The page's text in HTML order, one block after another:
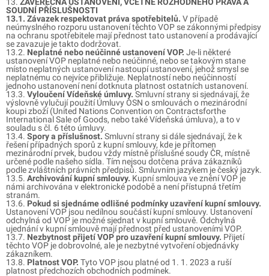
SOUDNÍ PŘÍSLUŠNOSTI
13.1. Závazek respektovat práva spotřebitelů. V případě
neúmyslného rozporu ustanovení těchto VOP se zákonnými předpisy
na ochranu spotřebitele mají přednost tato ustanovení a prodávající
se zavazuje je takto dodržovat.
13.2. Neplatné nebo neúčinné ustanovení VOP. Je-li některé
ustanovení VOP neplatné nebo neúčinné, nebo se takovým stane
místo neplatných ustanovení nastoupí ustanovení, jehož smysl se
neplatnému co nejvíce přibližuje. Neplatností nebo neúčinností
jednoho ustanovení není dotknuta platnost ostatních ustanovení.
13.3. Vyloučení Vídeňské úmluvy. Smluvní strany si sjednávají, že
výslovně vylučují použití Úmluvy OSN o smlouvách o mezinárodní
koupi zboží (United Nations Convention on Contractsforthe
International Sale of Goods, nebo také Vídeňská úmluva), a to v
souladu s čl. 6 této úmluvy.
13.4. Spory a příslušnost. Smluvní strany si dále sjednávají, že k
řešení případných sporů z kupní smlouvy, kde je přítomen
mezinárodní prvek, budou vždy místně příslušné soudy ČR, místně
určené podle našeho sídla. Tím nejsou dotčena práva zákazníků
podle zvláštních právních předpisů. Smluvním jazykem je český jazyk.
13.5. Archivování kupní smlouvy. Kupní smlouva ve znění VOP je
námi archivována v elektronické podobě a není přístupná třetím
stranám.
13.6. Pokud si sjednáme odlišné podmínky uzavření kupní smlouvy.
Ustanovení VOP jsou nedílnou součástí kupní smlouvy. Ustanovení
odchylná od VOP je možné sjednat v kupní smlouvě. Odchylná
ujednání v kupní smlouvě mají přednost před ustanoveními VOP.
13.7. Nezbytnost přijetí VOP pro uzavření kupní smlouvy. Přijetí
těchto VOP je dobrovolné, ale je nezbytné vytvoření objednávky
zákazníkem.
13.8. Platnost VOP. Tyto VOP jsou platné od 1. 1. 2023 a ruší
platnost předchozích obchodních podmínek.